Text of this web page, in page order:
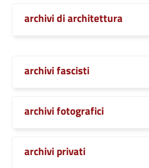
archivi di architettura
archivi fascisti
archivi fotografici
archivi privati